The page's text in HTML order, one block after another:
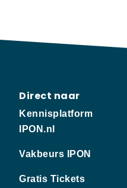
Direct naar
Kennisplatform
IPON.nl
Vakbeurs IPON
Gratis Tickets